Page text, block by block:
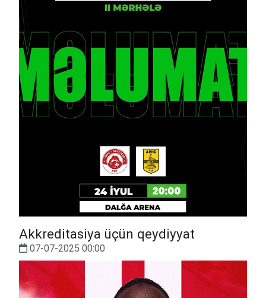
Akkreditasiya üçün qeydiyyat
07-07-2025 00:00